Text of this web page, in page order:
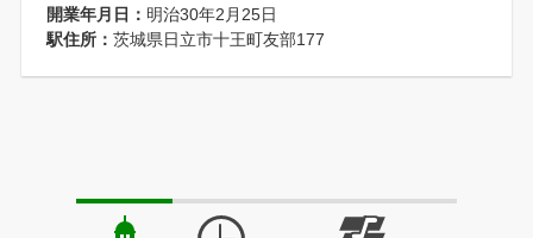
開業年月日： 明治30年2月25日
駅住所： 茨城県日立市十王町友部177